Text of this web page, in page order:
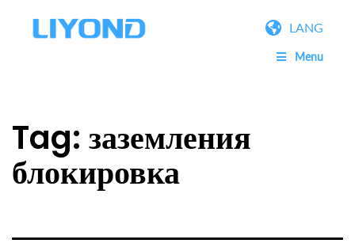
LANG
Menu
Tag: заземления
блокировка